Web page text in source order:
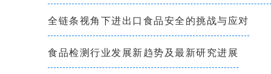
全链条视角下进出口食品安全的挑战与应对
食品检测行业发展新趋势及最新研究进展